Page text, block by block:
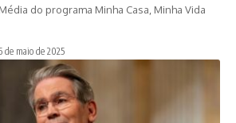
do programa Minha Casa, Minha Vida
de maio de 2025